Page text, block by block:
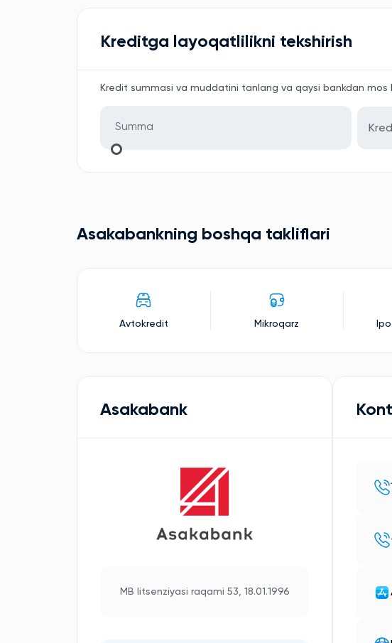
Kreditga layoqatlilikni tekshirish
Kredit summasi va muddatini tanlang va qaysi bankdan mos
Asakabankning boshqa takliflari
Avtokredit Mikroqarz
Asakabank
MB litsenziyasi raqami 53, 18.01.1996